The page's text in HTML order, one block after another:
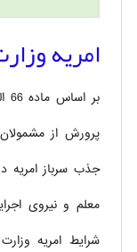
امریه
پرورش از
جذب سرباز امریه
معلم و نیروی
شرایط امریه